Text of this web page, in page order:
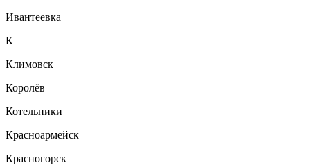
Ивантеевка
К
Климовск
Королёв
Котельники
Красноармейск
Красногорск